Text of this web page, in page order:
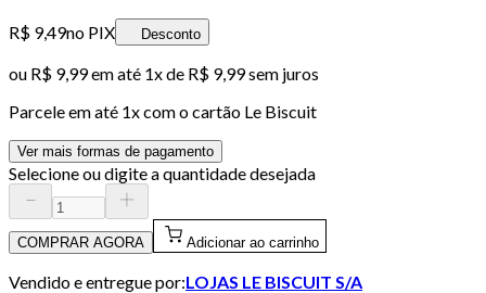
R$ 9,49no PIX Desconto
ou R$ 9,99em até 1x de R$ 9,99sem juros
Parcele em até 1x com o cartão Le Biscuit
Ver mais formas de pagamento
Selecione ou digite a quantidade desejada
COMPRAR AGORA Adicionar ao carrinho
Vendido e entregue por:LOJAS LE BISCUIT S/A